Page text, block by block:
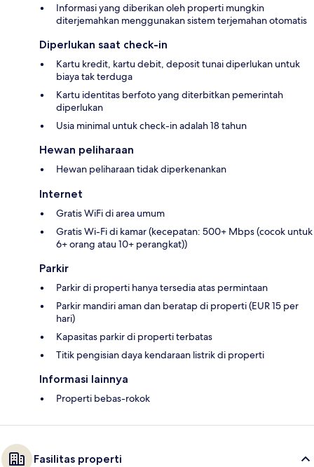
Informasi yang diberikan oleh properti mungkin
diterjemahkan menggunakan sistem terjemahan otomatis
Diperlukan saat check-in
Kartu kredit, kartu debit, deposit tunai diperlukan untuk
biaya tak terduga
Kartu identitas berfoto yang diterbitkan pemerintah
diperlukan
Usia minimal untuk check-in adalah 18 tahun
Hewan peliharaan
Hewan peliharaan tidak diperkenankan
Internet
Gratis WiFi di area umum
Gratis Wi-Fi di kamar (kecepatan: 500+ Mbps (cocok untuk
6+ orang atau 10+ perangkat))
Parkir
Parkir di properti hanya tersedia atas permintaan
Parkir mandiri aman dan beratap di properti (EUR 15 per
hari)
Kapasitas parkir di properti terbatas
Titik pengisian daya kendaraan listrik di properti
Informasi lainnya
Properti bebas-rokok
Fasilitas properti